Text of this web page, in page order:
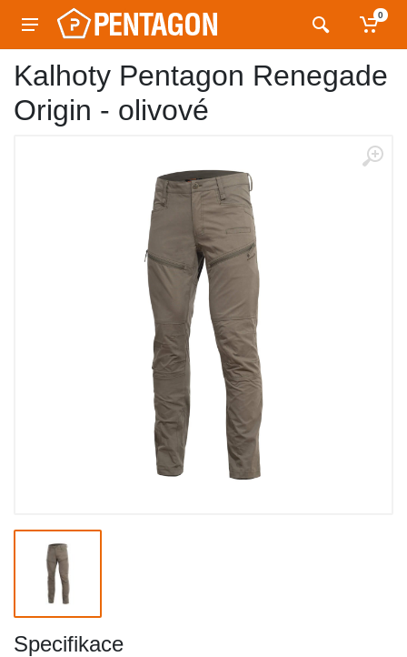
0
Kalhoty Pentagon Renegade
Origin - olivové
Specifikace